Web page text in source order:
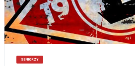
SENIORZY